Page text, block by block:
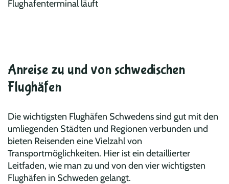
Anreise zu und von schwedischen
Flughäfen
Die wichtigsten Flughäfen Schwedens sind gut mit den
umliegenden Städten und Regionen verbunden und
bieten Reisenden eine Vielzahl von
Transportmöglichkeiten. Hier ist ein detaillierter
Leitfaden, wie man zu und von den vier wichtigsten
Flughäfen in Schweden gelangt.